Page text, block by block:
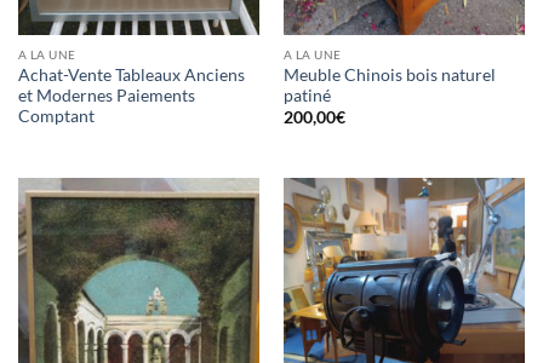
A LA UNE
Achat-Vente Tableaux Anciens
et Modernes Paiements
Comptant
A LA UNE
Meuble Chinois bois naturel
patiné
200,00€